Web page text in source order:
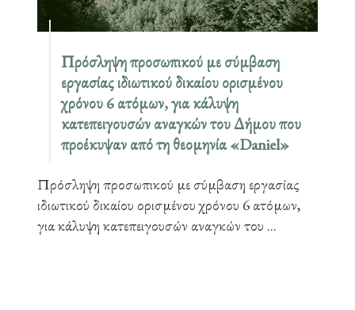
Πρόσληψη προσωπικού με σύμβαση
εργασίας ιδιωτικού δικαίου ορισμένου
χρόνου 6 ατόμων, για κάλυψη
κατεπειγουσών αναγκών του Δήμου που
προέκυψαν από τη θεομηνία «Daniel»
Πρόσληψη προσωπικού με σύμβαση εργασίας
ιδιωτικού δικαίου ορισμένου χρόνου 6 ατόμων,
για κάλυψη κατεπειγουσών αναγκών του ...